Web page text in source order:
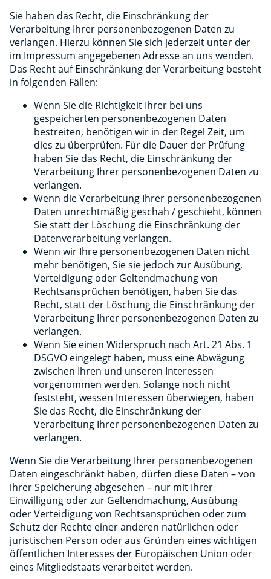
Sie haben das Recht, die Einschränkung der
Verarbeitung Ihrer personenbezogenen Daten zu
verlangen. Hierzu können Sie sich jederzeit unter der
im Impressum angegebenen Adresse an uns wenden.
Das Recht auf Einschränkung der Verarbeitung besteht
in folgenden Fällen:
Wenn Sie die Richtigkeit Ihrer bei uns
gespeicherten personenbezogenen Daten
bestreiten, benötigen wir in der Regel Zeit, um
dies zu überprüfen. Für die Dauer der Prüfung
haben Sie das Recht, die Einschränkung der
Verarbeitung Ihrer personenbezogenen Daten zu
verlangen.
Wenn die Verarbeitung Ihrer personenbezogenen
Daten unrechtmäßig geschah / geschieht, können
Sie statt der Löschung die Einschränkung der
Datenverarbeitung verlangen.
Wenn wir Ihre personenbezogenen Daten nicht
mehr benötigen, Sie sie jedoch zur Ausübung,
Verteidigung oder Geltendmachung von
Rechtsansprüchen benötigen, haben Sie das
Recht, statt der Löschung die Einschränkung der
Verarbeitung Ihrer personenbezogenen Daten zu
verlangen.
Wenn Sie einen Widerspruch nach Art. 21 Abs. 1
DSGVO eingelegt haben, muss eine Abwägung
zwischen Ihren und unseren Interessen
vorgenommen werden. Solange noch nicht
feststeht, wessen Interessen überwiegen, haben
Sie das Recht, die Einschränkung der
Verarbeitung Ihrer personenbezogenen Daten zu
verlangen.
Wenn Sie die Verarbeitung Ihrer personenbezogenen
Daten eingeschränkt haben, dürfen diese Daten – von
ihrer Speicherung abgesehen – nur mit Ihrer
Einwilligung oder zur Geltendmachung, Ausübung
oder Verteidigung von Rechtsansprüchen oder zum
Schutz der Rechte einer anderen natürlichen oder
juristischen Person oder aus Gründen eines wichtigen
öffentlichen Interesses der Europäischen Union oder
eines Mitgliedstaats verarbeitet werden.